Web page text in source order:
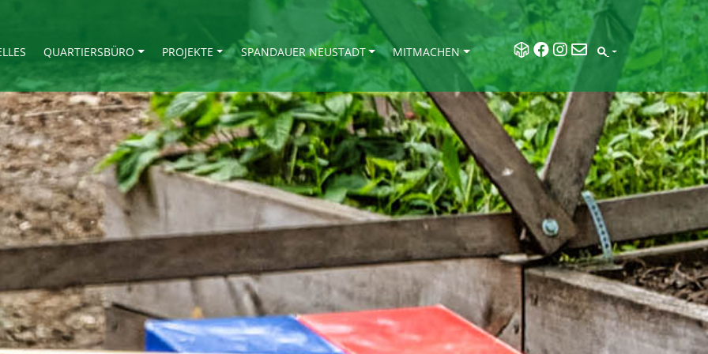
QUARTIERSBÜRO PROJEKTE SPANDAUER NEUSTADT MITMACHEN SEARCH